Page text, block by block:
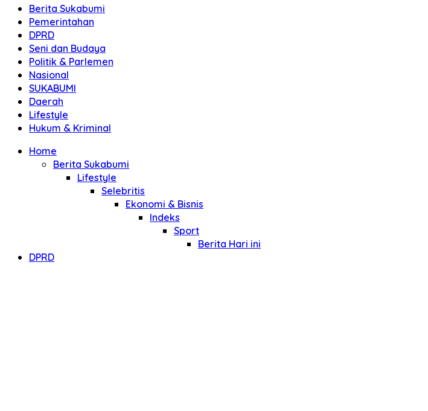
Berita Sukabumi
Pemerintahan
DPRD
Seni dan Budaya
Politik & Parlemen
Nasional
SUKABUMI
Daerah
Lifestyle
Hukum & Kriminal
Home
Berita Sukabumi
Lifestyle
Selebritis
Ekonomi & Bisnis
Indeks
Sport
Berita Hari ini
DPRD